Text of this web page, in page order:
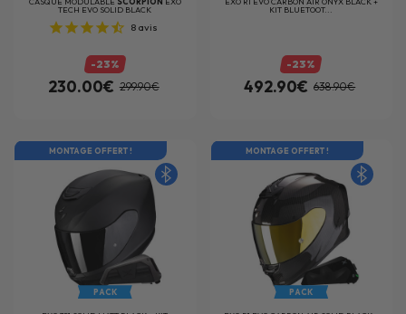
TECH EVO SOLID BLACK
8avis
-23%
230.00€ 299.90€
KIT BLUETOOT...
-23%
492.90€ 638.90€
MONTAGE OFFERT !
PACK
MONTAGE OFFERT !
PACK